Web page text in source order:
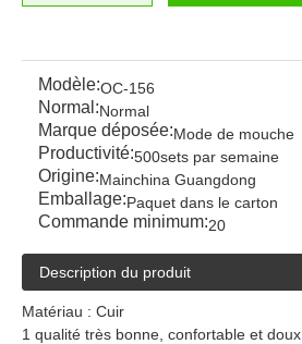
Modèle:OC-156
Normal:Normal
Marque déposée:Mode de mouche
Productivité:500sets par semaine
Origine:Mainchina Guangdong
Emballage:Paquet dans le carton
Commande minimum:20
Description du produit
Matériau : Cuir
1 qualité très bonne, confortable et doux